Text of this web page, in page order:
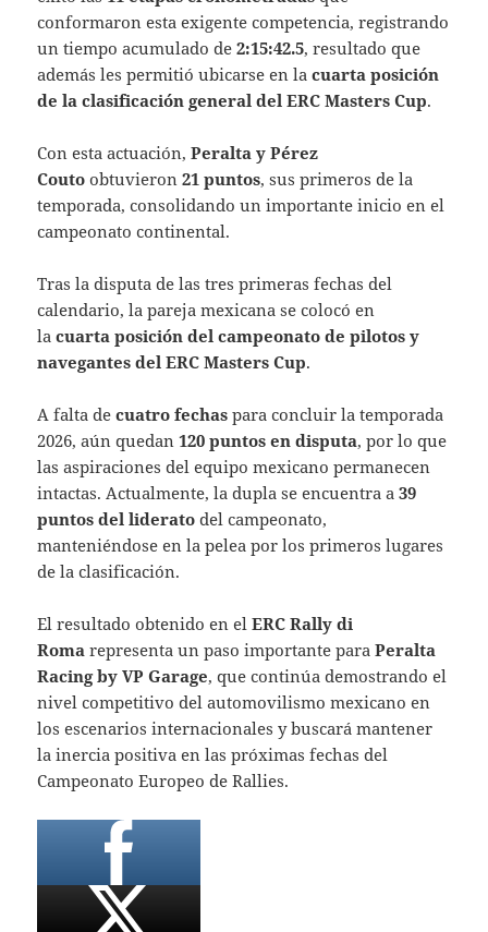
conformaron esta exigente competencia, registrando
un tiempo acumulado de2:15:42.5, resultado que
además les permitió ubicarse en lacuarta posición
de la clasificación general del ERC Masters Cup.
Con esta actuación,Peralta y Pérez
Couto obtuvieron21 puntos, sus primeros de la
temporada, consolidando un importante inicio en el
campeonato continental.
Tras la disputa de las tres primeras fechas del
calendario, la pareja mexicana se colocó en
lacuarta posición del campeonato de pilotos y
navegantes del ERC Masters Cup.
A falta decuatro fechas para concluir la temporada
2026, aún quedan120 puntos en disputa, por lo que
las aspiraciones del equipo mexicano permanecen
intactas. Actualmente, la dupla se encuentra a39
puntos del liderato del campeonato,
manteniéndose en la pelea por los primeros lugares
de la clasificación.
El resultado obtenido en elERC Rally di
Roma representa un paso importante paraPeralta
Racing by VP Garage, que continúa demostrando el
nivel competitivo del automovilismo mexicano en
los escenarios internacionales y buscará mantener
la inercia positiva en las próximas fechas del
Campeonato Europeo de Rallies.